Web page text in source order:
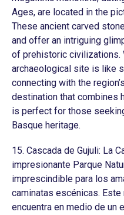
Ages, are located in the
These ancient carved
and offer an intriguing
of prehistoric civilizations.
archaeological site is like
connecting with the
destination that combines
is perfect for those
Basque heritage.
15. Cascada de Gujuli: La
impresionante Parque
imprescindible para los
caminatas escénicas.
encuentra en medio de un